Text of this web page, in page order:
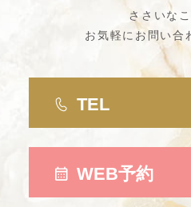
ささいな
お気軽にお問い合
TEL
WEB予約